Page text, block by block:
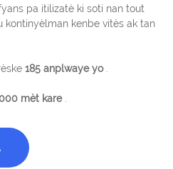
pa itilizatè ki soti nan tout
kontinyèlman kenbe vitès ak tan
185 anplwaye yo
mèt kare